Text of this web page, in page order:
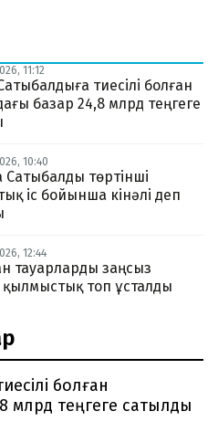
11:12
тиесілі болған
базар 24,8 млрд теңгеге
10:40
Сатыбалды төртінші
іс бойынша кінәлі деп
12:44
тауарларды заңсыз
қылмыстық топ ұсталды
болған
млрд теңгеге сатылды